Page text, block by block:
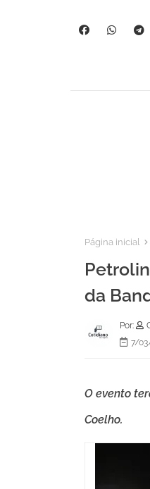
Página inicial
da
Por:
7/
O evento
Coelho.